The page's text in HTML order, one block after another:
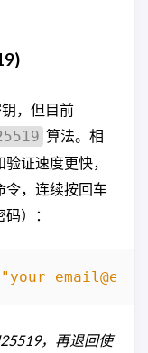
，但目前
算法。相
证速度更快，
令，连续按回车
）：
，再退回使